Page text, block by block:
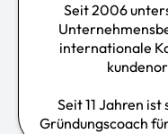
Seit 2006
internationale
Seit 11 Jahren
Gründungscoach